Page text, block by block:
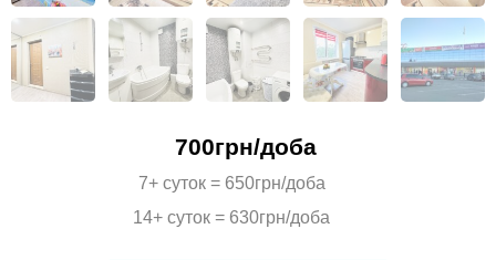
700грн/доба
7+ суток = 650грн/доба
14+ суток = 630грн/доба